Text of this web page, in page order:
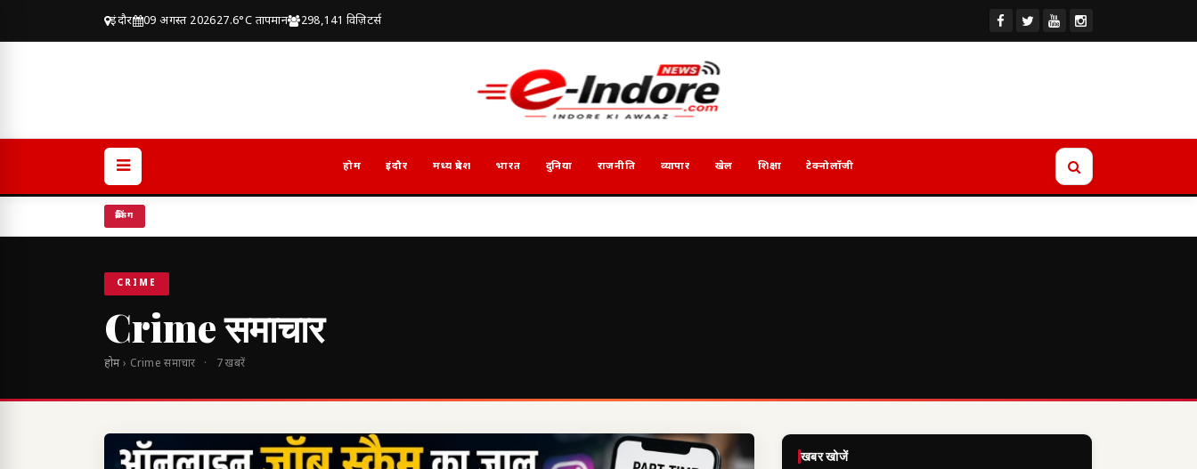
इंदौर 09 अगस्त 202627.6°C तापमान 298,141 विज़िटर्स
होम इंदौर मध्य प्रदेश भारत दुनिया राजनीति व्यापार खेल शिक्षा टेक्नोलॉजी
ब्रेकिंग
CRIME
Crime समाचार
होम› Crime समाचार · 7 खबरें
खबर खोजें